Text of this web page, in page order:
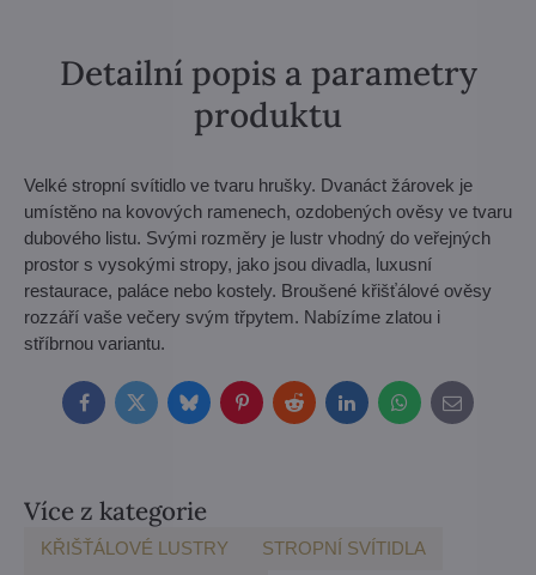
Detailní popis a parametry
produktu
Velké stropní svítidlo ve tvaru hrušky. Dvanáct žárovek je
umístěno na kovových ramenech, ozdobených ověsy ve tvaru
dubového listu. Svými rozměry je lustr vhodný do veřejných
prostor s vysokými stropy, jako jsou divadla, luxusní
restaurace, paláce nebo kostely. Broušené křišťálové ověsy
rozzáří vaše večery svým třpytem. Nabízíme zlatou i
stříbrnou variantu.
FacebookTwitterBlueskyPinterestRedditLinkedInWhatsApp
E-
mail
Více z kategorie
KŘIŠŤÁLOVÉ LUSTRY STROPNÍ SVÍTIDLA